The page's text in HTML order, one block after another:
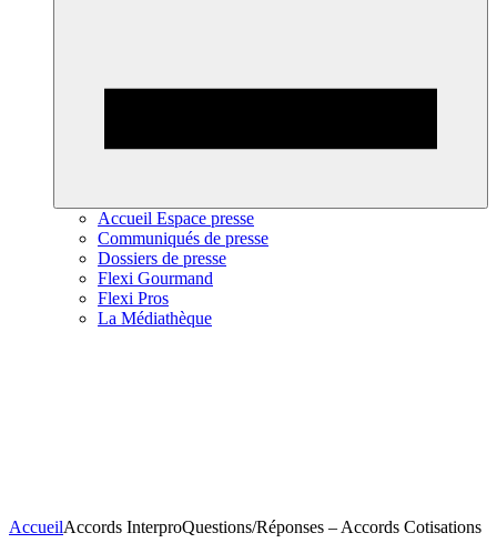
Accueil Espace presse
Communiqués de presse
Dossiers de presse
Flexi Gourmand
Flexi Pros
La Médiathèque
AccueilAccords InterproQuestions/Réponses – Accords Cotisations